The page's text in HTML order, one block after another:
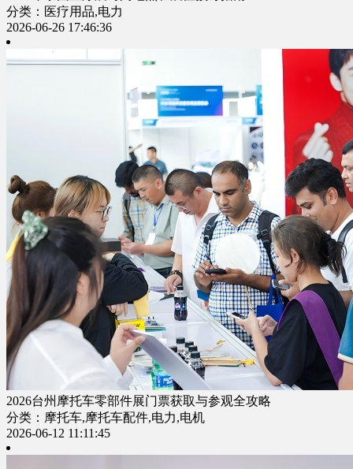
分类：医疗用品,电力
2026-06-26 17:46:36
2026台州摩托车零部件展门票获取与参观全攻略
分类：摩托车,摩托车配件,电力,电机
2026-06-12 11:11:45